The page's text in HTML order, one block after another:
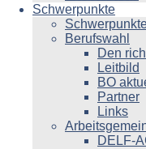
Schwerpunkte
Berufswahl
Den
Leitbild
BO
Partner
Links
DELF-